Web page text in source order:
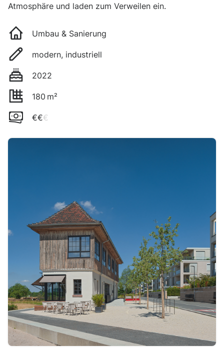
Atmosphäre und laden zum Verweilen ein.
Umbau & Sanierung
modern, industriell
2022
180 m²
€€€